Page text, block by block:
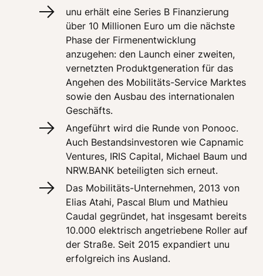
unu erhält eine Series B Finanzierung
über 10 Millionen Euro um die nächste
Phase der Firmenentwicklung
anzugehen: den Launch einer zweiten,
vernetzten Produktgeneration für das
Angehen des Mobilitäts-Service Marktes
sowie den Ausbau des internationalen
Geschäfts.
Angeführt wird die Runde von Ponooc.
Auch Bestandsinvestoren wie Capnamic
Ventures, IRIS Capital, Michael Baum und
NRW.BANK beteiligten sich erneut.
Das Mobilitäts-Unternehmen, 2013 von
Elias Atahi, Pascal Blum und Mathieu
Caudal gegründet, hat insgesamt bereits
10.000 elektrisch angetriebene Roller auf
der Straße. Seit 2015 expandiert unu
erfolgreich ins Ausland.